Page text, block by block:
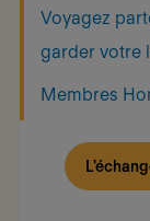
Voyagez
garder votre
Membres